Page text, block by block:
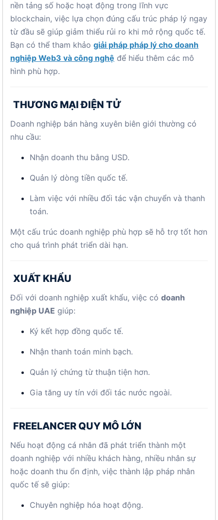
nền tảng số hoặc hoạt động trong lĩnh vực
blockchain, việc lựa chọn đúng cấu trúc pháp lý ngay
từ đầu sẽ giúp giảm thiểu rủi ro khi mở rộng quốc tế.
Bạn có thể tham khảo giải pháp pháp lý cho doanh
nghiệp Web3 và công nghệ để hiểu thêm các mô
hình phù hợp.
THƯƠNG MẠI ĐIỆN TỬ
Doanh nghiệp bán hàng xuyên biên giới thường có
nhu cầu:
Nhận doanh thu bằng USD.
Quản lý dòng tiền quốc tế.
Làm việc với nhiều đối tác vận chuyển và thanh
toán.
Một cấu trúc doanh nghiệp phù hợp sẽ hỗ trợ tốt hơn
cho quá trình phát triển dài hạn.
XUẤT KHẨU
Đối với doanh nghiệp xuất khẩu, việc có doanh
nghiệp UAE giúp:
Ký kết hợp đồng quốc tế.
Nhận thanh toán minh bạch.
Quản lý chứng từ thuận tiện hơn.
Gia tăng uy tín với đối tác nước ngoài.
FREELANCER QUY MÔ LỚN
Nếu hoạt động cá nhân đã phát triển thành một
doanh nghiệp với nhiều khách hàng, nhiều nhân sự
hoặc doanh thu ổn định, việc thành lập pháp nhân
quốc tế sẽ giúp:
Chuyên nghiệp hóa hoạt động.